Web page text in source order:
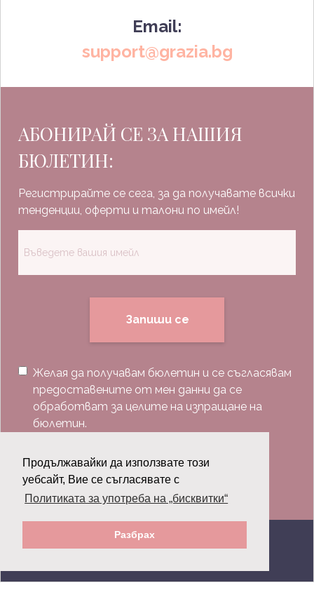
Продължавайки да използвате този
уебсайт, Вие се съгласявате с
Политиката за употреба на „бисквитки“
Разбрах
Email:
support@grazia.bg
АБОНИРАЙ СЕ ЗА НАШИЯ
БЮЛЕТИН:
Регистрирайте се сега, за да получавате всички
тенденции, оферти и талони по имейл!
Запиши се
Желая да получавам бюлетин и се съгласявам
предоставените от мен данни да се
обработват за целите на изпращане на
бюлетин.
Последвай ни:
© 2026 Grazia.bg - Всички права запазени